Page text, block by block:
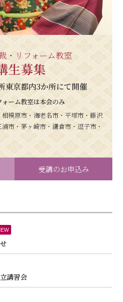
・リフォーム教室
生募集
東京都内3か所にて開催
ーム教室は本会のみ
模原市・海老名市・平塚市・藤沢
市・茅ヶ崎市・鎌倉市・逗子市・
受講のお申込み
講習会